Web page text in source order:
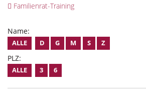
Familienrat-Training
Name:
ALLE D G M S Z
PLZ:
ALLE 3 6